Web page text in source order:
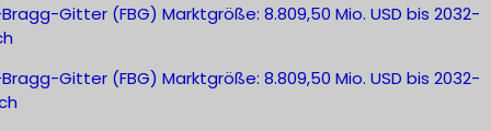
Gitter (FBG) Marktgröße: 8.809,50 Mio. USD bis 2032-
Gitter (FBG) Marktgröße: 8.809,50 Mio. USD bis 2032-